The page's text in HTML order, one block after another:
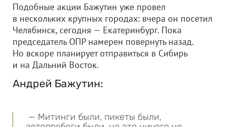
Подобные акции Бажутин уже провел
в нескольких крупных городах: вчера он посетил
Челябинск, сегодня — Екатеринбург. Пока
председатель ОПР намерен повернуть назад.
Но вскоре планирует отправиться в Сибирь
и на Дальний Восток.
Андрей Бажутин:
— Митинги были, пикеты были,